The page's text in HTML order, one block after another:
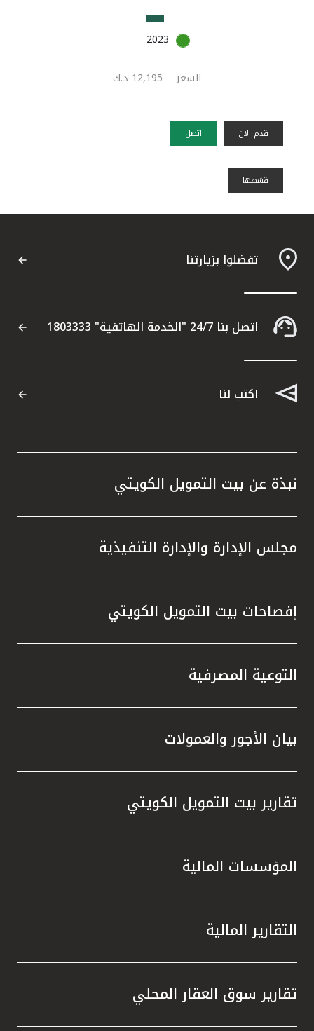
2023
السعر
قدم الآن اتصل
قسًطها
تفضلوا بزيارتنا
اتصل بنا 24/7 "الخدمة الهاتفية" 1803333
اكتب لنا
نبذة عن بيت التمويل الكويتي
مجلس الإدارة والإدارة التنفيذية
إفصاحات بيت التمويل الكويتي
التوعية المصرفية
بيان الأجور والعمولات
تقارير بيت التمويل الكويتي
المؤسسات المالية
التقارير المالية
تقارير سوق العقار المحلي